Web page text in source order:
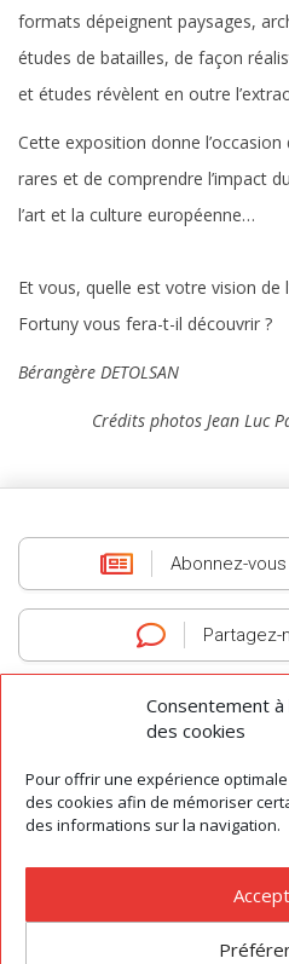
Consentement à
des cookies
Pour offrir une expérience
des cookies afin de mémoriser
des informations sur la navigation.
formats dépeignent paysages,
études de batailles, de façon
et études révèlent en outre
Cette exposition donne
rares et de comprendre l’impact
l’art et la culture européenne…
Et vous, quelle est votre vision de
Fortuny vous fera-t-il découvrir ?
Bérangère DETOLSAN
Crédits photos Jean Luc
Abonnez-vous
Partagez-
AGIT -Association des Guides
© 2026